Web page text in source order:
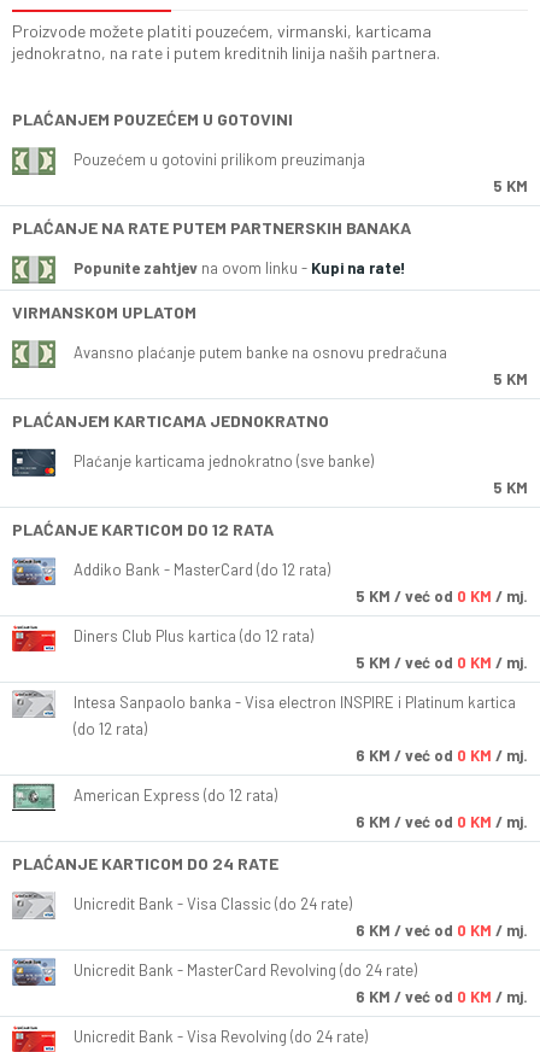
Proizvode možete platiti pouzećem, virmanski, karticama
jednokratno, na rate i putem kreditnih linija naših partnera.
PLAĆANJEM POUZEĆEM U GOTOVINI
Pouzećem u gotovini prilikom preuzimanja
5 KM
PLAĆANJE NA RATE PUTEM PARTNERSKIH BANAKA
Popunite zahtjev na ovom linku - Kupi na rate!
VIRMANSKOM UPLATOM
Avansno plaćanje putem banke na osnovu predračuna
5 KM
PLAĆANJEM KARTICAMA JEDNOKRATNO
Plaćanje karticama jednokratno (sve banke)
5 KM
PLAĆANJE KARTICOM DO 12 RATA
Addiko Bank - MasterCard (do 12 rata)
5 KM / već od 0 KM / mj.
Diners Club Plus kartica (do 12 rata)
5 KM / već od 0 KM / mj.
Intesa Sanpaolo banka - Visa electron INSPIRE i Platinum kartica
(do 12 rata)
6 KM / već od 0 KM / mj.
American Express (do 12 rata)
6 KM / već od 0 KM / mj.
PLAĆANJE KARTICOM DO 24 RATE
Unicredit Bank - Visa Classic (do 24 rate)
6 KM / već od 0 KM / mj.
Unicredit Bank - MasterCard Revolving (do 24 rate)
6 KM / već od 0 KM / mj.
Unicredit Bank - Visa Revolving (do 24 rate)